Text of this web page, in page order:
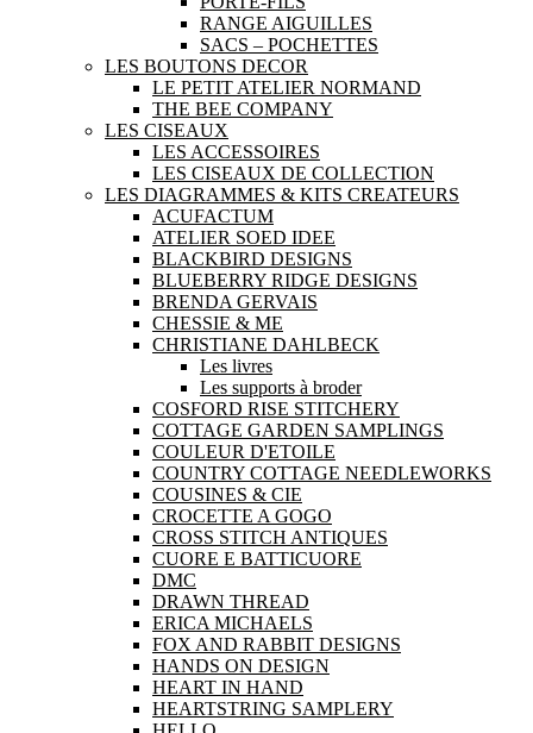
RANGE AIGUILLES
SACS – POCHETTES
LES BOUTONS DECOR
LE PETIT ATELIER NORMAND
THE BEE COMPANY
LES CISEAUX
LES ACCESSOIRES
LES CISEAUX DE COLLECTION
LES DIAGRAMMES & KITS CREATEURS
ACUFACTUM
ATELIER SOED IDEE
BLACKBIRD DESIGNS
BLUEBERRY RIDGE DESIGNS
BRENDA GERVAIS
CHESSIE & ME
CHRISTIANE DAHLBECK
Les livres
Les supports à broder
COSFORD RISE STITCHERY
COTTAGE GARDEN SAMPLINGS
COULEUR D'ETOILE
COUNTRY COTTAGE NEEDLEWORKS
COUSINES & CIE
CROCETTE A GOGO
CROSS STITCH ANTIQUES
CUORE E BATTICUORE
DMC
DRAWN THREAD
ERICA MICHAELS
FOX AND RABBIT DESIGNS
HANDS ON DESIGN
HEART IN HAND
HEARTSTRING SAMPLERY